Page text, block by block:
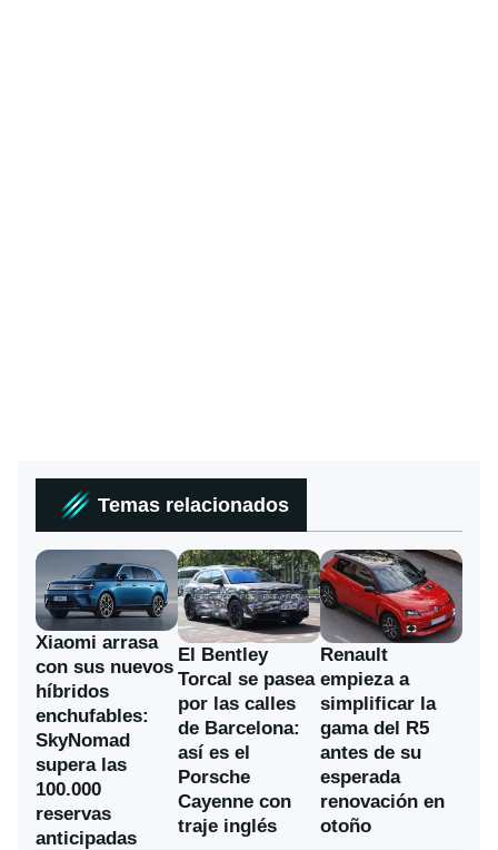
Temas relacionados
Xiaomi arrasa
con sus nuevos
híbridos
enchufables:
SkyNomad
supera las
100.000
reservas
anticipadas
El Bentley
Torcal se pasea
por las calles
de Barcelona:
así es el
Porsche
Cayenne con
traje inglés
Renault
empieza a
simplificar la
gama del R5
antes de su
esperada
renovación en
otoño